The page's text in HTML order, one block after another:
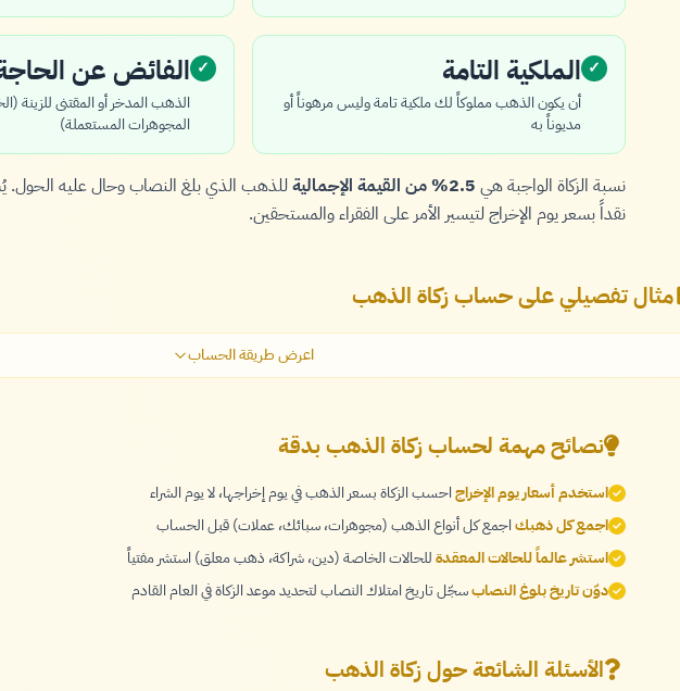
✓ الملكية التامة
أن يكون الذهب مملوكاً لك ملكية تامة وليس مرهوناً أو
مديوناً به
✓ الفائض عن
الذهب المدخر أو المقتنى للزينة
المجوهرات المستعملة)
نسبة الزكاة الواجبة هي 2.5% من القيمة الإجمالية
للذهب الذي بلغ النصاب وحال عليه الحول.
نقداً بسعر يوم الإخراج لتيسير الأمر على الفقراء والمستحقين.
مثال تفصيلي على حساب زكاة الذهب
اعرض طريقة الحساب
نصائح مهمة لحساب زكاة الذهب بدقة
استخدم أسعار يوم الإخراجاحسب الزكاة بسعر الذهب في يوم إخراجها، لا يوم الشراء
اجمع كل ذهبكاجمع كل أنواع الذهب (مجوهرات، سبائك، عملات) قبل الحساب
استشر عالماً للحالات المعقدةللحالات الخاصة (دين، شراكة، ذهب معلق) استشر مفتياً
دوّن تاريخ بلوغ النصابسجّل تاريخ امتلاك النصاب لتحديد موعد الزكاة في العام القادم
الأسئلة الشائعة حول زكاة الذهب